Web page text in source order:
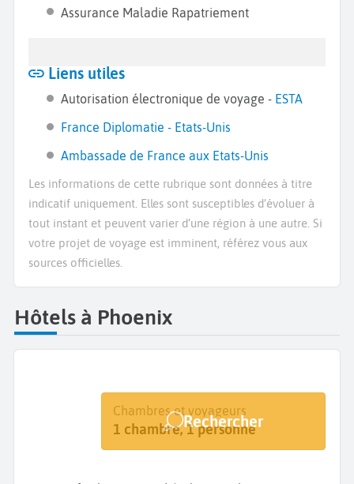
Assurance Maladie Rapatriement
Liens utiles
Autorisation électronique de voyage - ESTA
France Diplomatie - Etats-Unis
Ambassade de France aux Etats-Unis
Les informations de cette rubrique sont données à titre
indicatif uniquement. Elles sont susceptibles d’évoluer à
tout instant et peuvent varier d’une région à une autre. Si
votre projet de voyage est imminent, référez vous aux
sources officielles.
Hôtels à Phoenix
Destination
Phoenix
Dates
Dates de votre séjour
Chambres et voyageurs
1 chambre, 1 personne
Rechercher